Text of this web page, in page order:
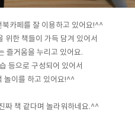
카페를 잘 이용하고 있어요!^^
위한 책들이 가득 담겨 있어서
즐거움을 누리고 있어요.
등으로 구성되어 있어서
놀이를 하고 있어요!^^
짜 책 같다며 놀라워하네요.^^